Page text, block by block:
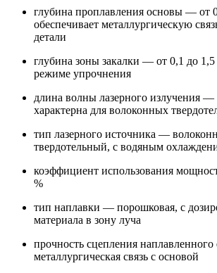
глубина проплавления основы — от
обеспечивает металлургическую
детали
глубина зоны закалки — от 0,1 до
режиме упрочнения
длина волны лазерного излучения
характерна для волоконных
тип лазерного источника —
твердотельный, с водяным
коэффициент использования
%
тип наплавки — порошковая, с
материала в зону луча
прочность сцепления
металлургическая связь с основой